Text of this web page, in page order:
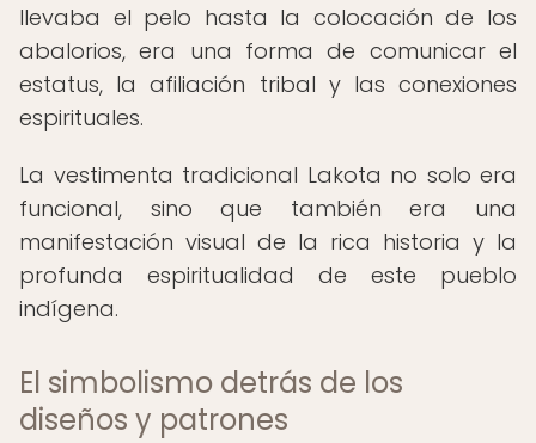
llevaba el pelo hasta la colocación de los
abalorios, era una forma de comunicar el
estatus, la afiliación tribal y las conexiones
espirituales.
La vestimenta tradicional Lakota no solo era
funcional, sino que también era una
manifestación visual de la rica historia y la
profunda espiritualidad de este pueblo
indígena.
El simbolismo detrás de los
diseños y patrones